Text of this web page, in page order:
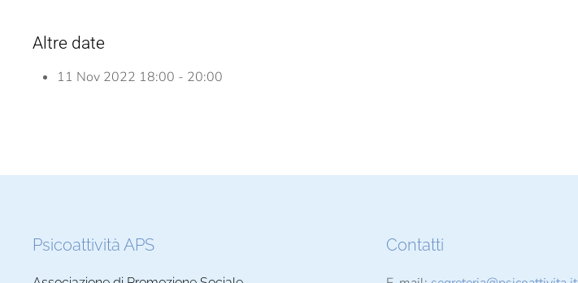
Altre date
11 Nov 2022 18:00 - 20:00
Psicoattività APS Contatti